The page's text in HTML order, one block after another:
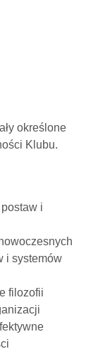
określone
Klubu.
i
i systemów
filozofii